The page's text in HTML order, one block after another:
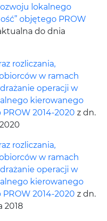
lokalnego
objętego PROW
do dnia
rozliczania,
w ramach
operacji w
kierowanego
2014-2020 z dn.
rozliczania,
w ramach
operacji w
kierowanego
2014-2020 z dn.
2018